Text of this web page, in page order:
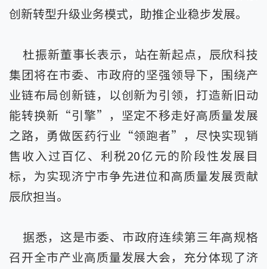
创新转型升级业务模式，助推企业稳步发展。
杜振新董事长表示，站在新起点，辰欣科技
集团将在市委、市政府的坚强领导下，围绕产
业链布局创新链，以创新为引领，打造新旧动
能转换新“引擎”，坚定不移走好高质量发展
之路，勇做医药行业“领跑者”，尽快实现销
售收入过百亿、利税20亿元的阶段性发展目
标，为实现济宁市争先进位和高质量发展贡献
辰欣担当。
据悉，这是市委、市政府连续第三年高规格
召开全市产业高质量发展大会，充分体现了济